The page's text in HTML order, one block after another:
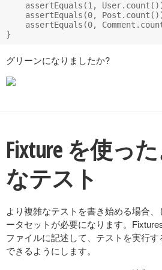
assertEquals(1,
assertEquals(0,
assertEquals(0,
グリーンになりましたか?
Fixture を使っ
なテスト
より複雑なテストを書き始める場合
ータセットが必要になります。
ファイルに記述して、テストを実行
できるようにします。